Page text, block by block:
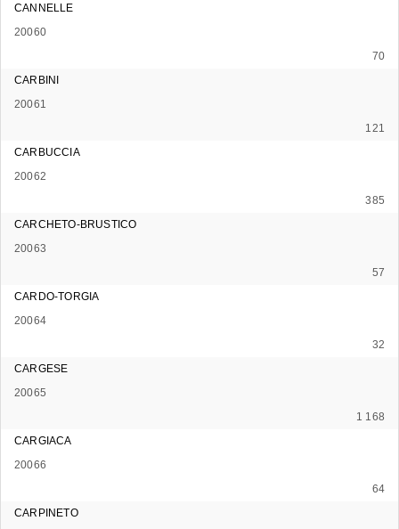
CANNELLE
20060
70
CARBINI
20061
121
CARBUCCIA
20062
385
CARCHETO-BRUSTICO
20063
57
CARDO-TORGIA
20064
32
CARGESE
20065
1 168
CARGIACA
20066
64
CARPINETO